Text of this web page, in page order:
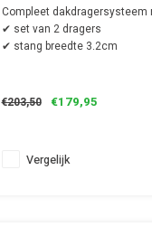
Compleet
✔ set van 2 dragers
✔ stang breedte 3.2cm
€203,50 €179,95
Vergelijk